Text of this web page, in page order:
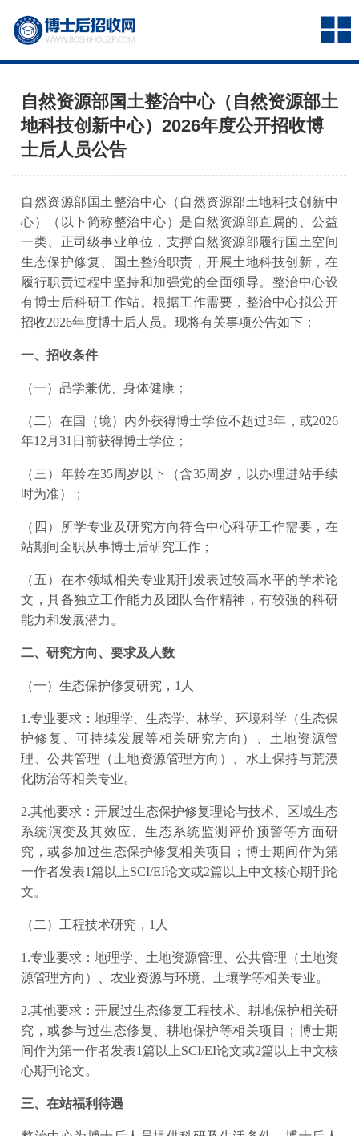
自然资源部国土整治中心（自然资源部土
地科技创新中心）2026年度公开招收博
士后人员公告
自然资源部国土整治中心（自然资源部土地科技创新中
心）（以下简称整治中心）是自然资源部直属的、公益
一类、正司级事业单位，支撑自然资源部履行国土空间
生态保护修复、国土整治职责，开展土地科技创新，在
履行职责过程中坚持和加强党的全面领导。整治中心设
有博士后科研工作站。根据工作需要，整治中心拟公开
招收2026年度博士后人员。现将有关事项公告如下：
一、招收条件
（一）品学兼优、身体健康；
（二）在国（境）内外获得博士学位不超过3年，或2026
年12月31日前获得博士学位；
（三）年龄在35周岁以下（含35周岁，以办理进站手续
时为准）；
（四）所学专业及研究方向符合中心科研工作需要，在
站期间全职从事博士后研究工作；
（五）在本领域相关专业期刊发表过较高水平的学术论
文，具备独立工作能力及团队合作精神，有较强的科研
能力和发展潜力。
二、研究方向、要求及人数
（一）生态保护修复研究，1人
1.专业要求：地理学、生态学、林学、环境科学（生态保
护修复、可持续发展等相关研究方向）、土地资源管
理、公共管理（土地资源管理方向）、水土保持与荒漠
化防治等相关专业。
2.其他要求：开展过生态保护修复理论与技术、区域生态
系统演变及其效应、生态系统监测评价预警等方面研
究，或参加过生态保护修复相关项目；博士期间作为第
一作者发表1篇以上SCI/EI论文或2篇以上中文核心期刊论
文。
（二）工程技术研究，1人
1.专业要求：地理学、土地资源管理、公共管理（土地资
源管理方向）、农业资源与环境、土壤学等相关专业。
2.其他要求：开展过生态修复工程技术、耕地保护相关研
究，或参与过生态修复、耕地保护等相关项目；博士期
间作为第一作者发表1篇以上SCI/EI论文或2篇以上中文核
心期刊论文。
三、在站福利待遇